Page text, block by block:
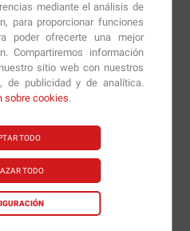
mediante el análisis de
para proporcionar funciones
poder ofrecerte una mejor
Compartiremos información
sitio web con nuestros
de publicidad y de analítica.
sobre cookies.
TODO
TODO
unas salsas dulces
grasas y azúcares
diseñadas para aquellas
un estilo de vida sano y
sabor excelente, pero sin
de azúcares simples ni
Siropes Elevenfitson aptos